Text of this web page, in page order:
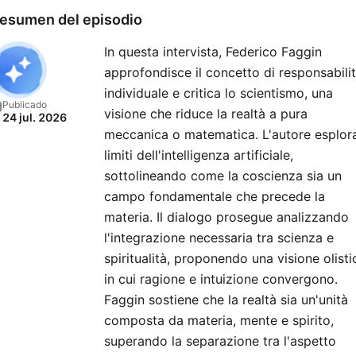
del episodio
Publicado
24 jul. 2026
In questa intervista, Federico Faggin
approfondisce il concetto di
individuale e critica lo scientismo, una
visione che riduce la realtà a pura
meccanica o matematica. L'autore
limiti dell'intelligenza artificiale,
sottolineando come la coscienza sia un
campo fondamentale che precede la
materia. Il dialogo prosegue analizzando
l'integrazione necessaria tra scienza e
spiritualità, proponendo una visione
in cui ragione e intuizione convergono.
Faggin sostiene che la realtà sia un'unità
composta da materia, mente e spirito,
superando la separazione tra l'aspetto